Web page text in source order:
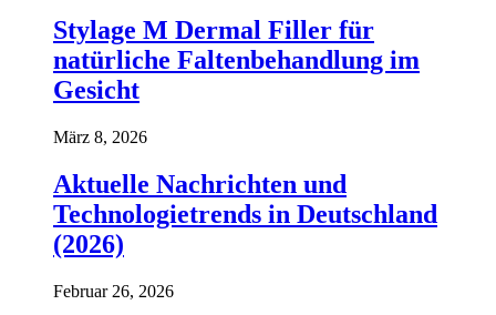
Stylage M Dermal Filler für
natürliche Faltenbehandlung im
Gesicht
März 8, 2026
Aktuelle Nachrichten und
Technologietrends in Deutschland
(2026)
Februar 26, 2026